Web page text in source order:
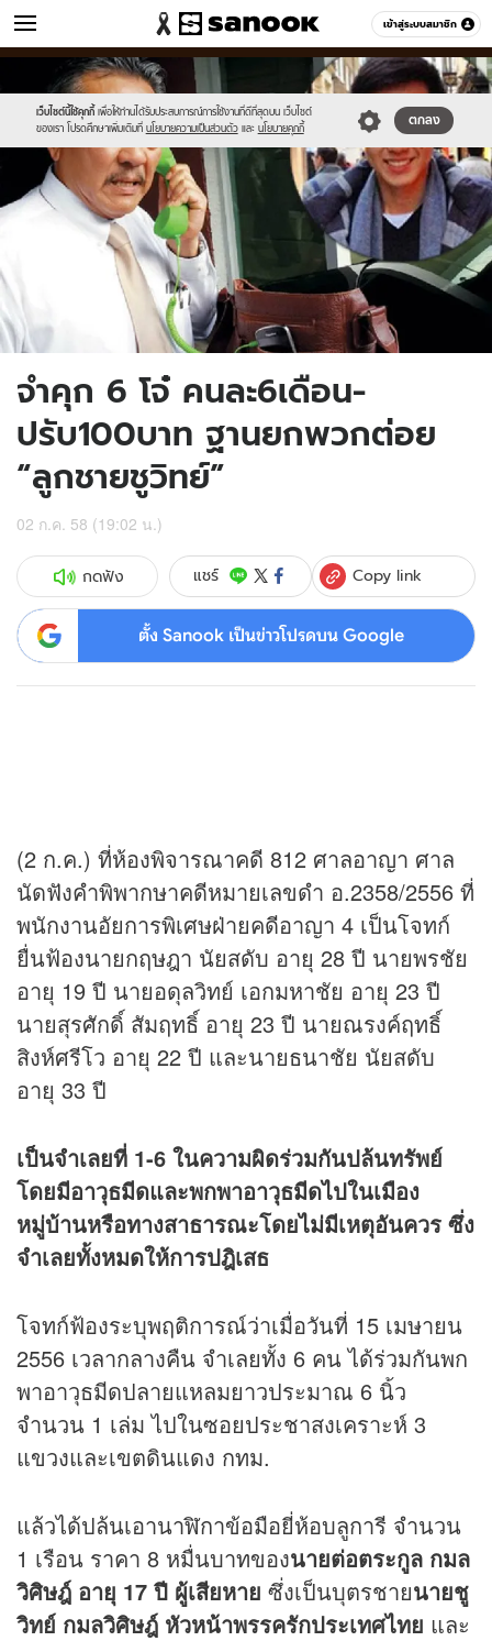
เข้าสู่ระบบสมาชิก
ข่าว หมวดอื่นๆ
เว็บไซต์นี้ใช้คุกกี้ เพื่อให้ท่านได้รับประสบการณ์การใช้งานที่ดีที่สุดบน เว็บไซต์
ของเรา โปรดศึกษาเพิ่มเติมที่ นโยบายความเป็นส่วนตัว และ นโยบายคุกกี้
ตกลง
//s.isanook.com/sr/0/images/logo-
new-
sanook.png
//s.isanook.com/ns/0/ud/364/1822831/dsxssds.jpg
จำคุก 6 โจ๋ คนละ6เดือน-
ปรับ100บาท ฐานยกพวกต่อย
“ลูกชายชูวิทย์”
02 ก.ค. 58 (19:02 น.)
กดฟัง แชร์ Copy link
ตั้ง Sanook เป็นข่าวโปรดบน Google
(2 ก.ค.) ที่ห้องพิจารณาคดี 812 ศาลอาญา ศาล
นัดฟังคำพิพากษาคดีหมายเลขดำ อ.2358/2556 ที่
พนักงานอัยการพิเศษฝ่ายคดีอาญา 4 เป็นโจทก์
ยื่นฟ้องนายกฤษฎา นัยสดับ อายุ 28 ปี นายพรชัย
อายุ 19 ปี นายอดุลวิทย์ เอกมหาชัย อายุ 23 ปี
นายสุรศักดิ์ สัมฤทธิ์ อายุ 23 ปี นายณรงค์ฤทธิ์
สิงห์ศรีโว อายุ 22 ปี และนายธนาชัย นัยสดับ
อายุ 33 ปี
เป็นจำเลยที่ 1-6 ในความผิดร่วมกันปล้นทรัพย์
โดยมีอาวุธมีดและพกพาอาวุธมีดไปในเมือง
หมู่บ้านหรือทางสาธารณะโดยไม่มีเหตุอันควร ซึ่ง
จำเลยทั้งหมดให้การปฎิเสธ
โจทก์ฟ้องระบุพฤติการณ์ว่าเมื่อวันที่ 15 เมษายน
2556 เวลากลางคืน จำเลยทั้ง 6 คน ได้ร่วมกันพก
พาอาวุธมีดปลายแหลมยาวประมาณ 6 นิ้ว
จำนวน 1 เล่ม ไปในซอยประชาสงเคราะห์ 3
แขวงและเขตดินแดง กทม.
แล้วได้ปล้นเอานาฬิกาข้อมือยี่ห้อบลูการี จำนวน
1 เรือน ราคา 8 หมื่นบาทของนายต่อตระกูล กมล
วิศิษฎ์ อายุ 17 ปี ผู้เสียหาย ซึ่งเป็นบุตรชายนายชู
วิทย์ กมลวิศิษฎ์ หัวหน้าพรรครักประเทศไทย และ